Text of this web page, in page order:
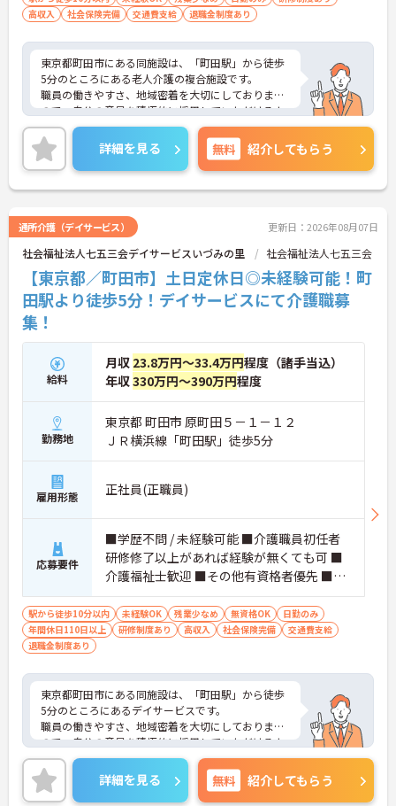
高収入
社会保険完備 交通費支給 退職金制度あり
東京都町田市にある同施設は、「町田駅」から徒歩
5分のところにある老人介護の複合施設です。
職員の働きやすさ、地域密着を大切にしております
ので、自分の意見を積極的に採用していただけるよ
うな施設です。研修も入念な計画に基づき、計画
的・段階的にレベルアップをはかりますので、福祉
業界未経験の方も安心して働くことができます。
ご質問などございましたらお気軽のお問い合わせく
ださい。
詳細を見る 無料 紹介してもらう
通所介護（デイサービス） 更新日：2026年08月07日
社会福祉法人七五三会デイサービスいづみの里 社会福祉法人七五三会
【東京都／町田市】土日定休日◎未経験可能！町
田駅より徒歩5分！デイサービスにて介護職募
集！
給料
月収 23.8万円～33.4万円程度（諸手当込）
年収330万円～390万円程度
勤務地
東京都 町田市 原町田５－１－１２
ＪＲ横浜線「町田駅」徒歩5分
雇用形態 正社員(正職員)
応募要件
■学歴不問 / 未経験可能 ■介護職員初任者
研修修了以上があれば経験が無くても可 ■
介護福祉士歓迎 ■その他有資格者優先 ■自
動車運転免許歓迎（AT限定可）
駅から徒歩10分以内 未経験OK 残業少なめ 無資格OK
日勤のみ
年間休日110日以上
研修制度あり 高収入 社会保険完備
交通費支給
退職金制度あり
東京都町田市にある同施設は、「町田駅」から徒歩
5分のところにあるデイサービスです。
職員の働きやすさ、地域密着を大切にしております
ので、自分の意見を積極的に採用していただけるよ
うな施設です。福祉業界未経験の方も安心して働く
ことができます。
ご質問などございましたらお気軽のお問い合わせく
詳細を見る 無料 紹介してもらう